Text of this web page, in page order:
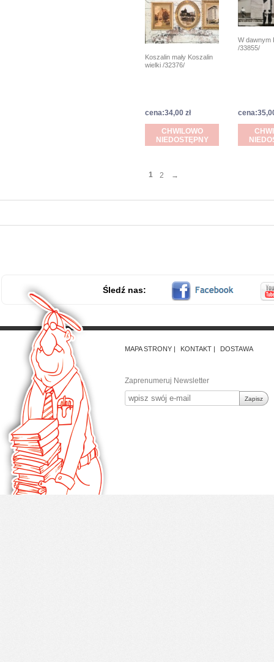
Koszalin mały Koszalin
wielki /32376/
cena:34,00 zł
CHWILOWO
NIEDOSTĘPNY
W dawnym
/33855/
1 2 →
Śledź nas:
MAPA STRONY KONTAKT DOSTAWA
Zaprenumeruj Newsletter